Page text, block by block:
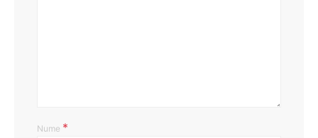
Nume *